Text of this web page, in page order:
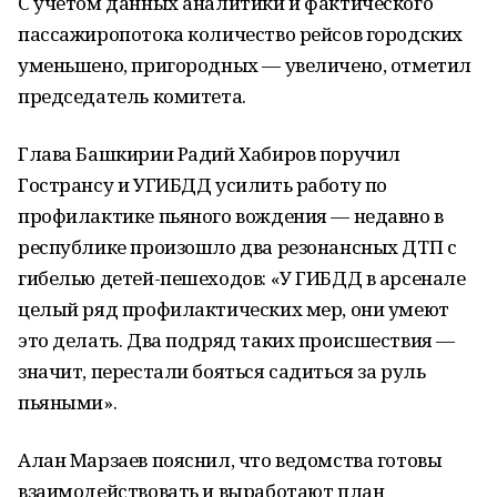
пассажиропотока количество рейсов городских
уменьшено, пригородных — увеличено, отметил
председатель комитета.
Глава Башкирии Радий Хабиров поручил
Гострансу и УГИБДД усилить работу по
профилактике пьяного вождения — недавно в
республике произошло два резонансных ДТП с
гибелью детей-пешеходов: «У ГИБДД в арсенале
целый ряд профилактических мер, они умеют
это делать. Два подряд таких происшествия —
значит, перестали бояться садиться за руль
пьяными».
Алан Марзаев пояснил, что ведомства готовы
взаимодействовать и выработают план